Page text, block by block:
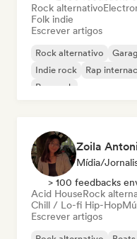
Rock alternativo
Folk indie
Escrever artigos
Rock alternativo
Indie rock
Rap
Pop rock
Zoila
Mídia/
> 100 feedbacks
Acid HouseRock
Chill / Lo-fi Hip-Hop
Escrever artigos